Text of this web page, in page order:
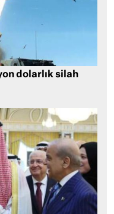
dolarlık silah